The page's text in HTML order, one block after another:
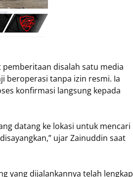
pemberitaan disalah satu media
beroperasi tanpa izin resmi. Ia
konfirmasi langsung kepada
datang ke lokasi untuk mencari
ujar Zainuddin saat
yang dijalankannya telah lengkap